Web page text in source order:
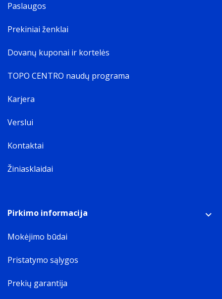
Paslaugos
Prekiniai ženklai
Dovanų kuponai ir kortelės
TOPO CENTRO naudų programa
Karjera
Verslui
Kontaktai
Žiniasklaidai
Pirkimo informacija
Mokėjimo būdai
Pristatymo sąlygos
Prekių garantija